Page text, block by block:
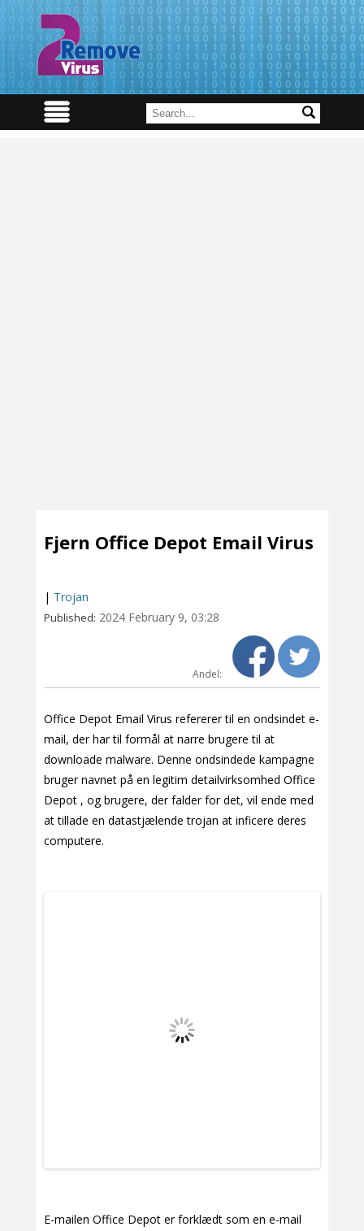
Fjern Office Depot Email Virus
| Trojan
Published: 2024 February 9, 03:28
Andel:
Office Depot Email Virus refererer til en ondsindet e-
mail, der har til formål at narre brugere til at
downloade malware. Denne ondsindede kampagne
bruger navnet på en legitim detailvirksomhed Office
Depot , og brugere, der falder for det, vil ende med
at tillade en datastjælende trojan at inficere deres
computere.
E-mailen Office Depot er forklædt som en e-mail